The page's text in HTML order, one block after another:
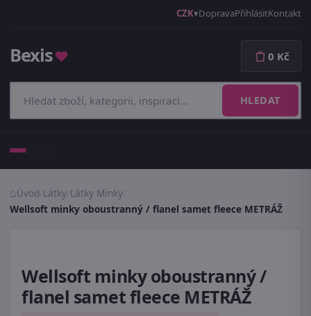
CZK DopravaPřihlásitKontakt
Bexis♥
HLEDAT
0 Kč
Úvod Látky Látky Minky
Wellsoft minky oboustranný / flanel samet fleece METRÁŽ
Wellsoft minky oboustranný /
flanel samet fleece METRÁŽ